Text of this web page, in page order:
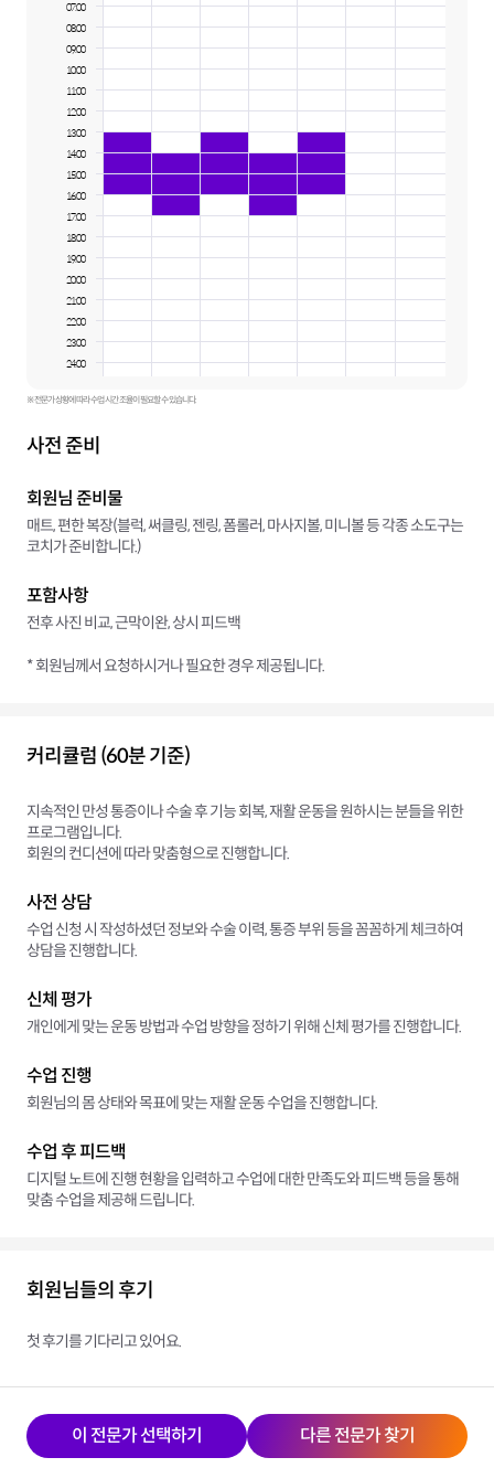
07:00
08:00
09:00
10:00
11:00
12:00
13:00
14:00
15:00
16:00
17:00
18:00
19:00
20:00
21:00
22:00
23:00
24:00
※ 전문가 상황에 따라 수업 시간 조율이 필요할 수 있습니다.
사전 준비
회원님 준비물
매트, 편한 복장(블럭, 써클링, 젠링, 폼롤러, 마사지볼, 미니볼 등 각종 소도구는
코치가 준비합니다.)
포함사항
전후 사진 비교, 근막이완, 상시 피드백
* 회원님께서 요청하시거나 필요한 경우 제공됩니다.
커리큘럼 (60분 기준)
지속적인 만성 통증이나 수술 후 기능 회복, 재활 운동을 원하시는 분들을 위한
프로그램입니다.
회원의 컨디션에 따라 맞춤형으로 진행합니다.
사전 상담
수업 신청 시 작성하셨던 정보와 수술 이력, 통증 부위 등을 꼼꼼하게 체크하여
상담을 진행합니다.
신체 평가
개인에게 맞는 운동 방법과 수업 방향을 정하기 위해 신체 평가를 진행합니다.
수업 진행
회원님의 몸 상태와 목표에 맞는 재활 운동 수업을 진행합니다.
수업 후 피드백
디지털 노트에 진행 현황을 입력하고 수업에 대한 만족도와 피드백 등을 통해
맞춤 수업을 제공해 드립니다.
회원님들의 후기
첫 후기를 기다리고 있어요.
이 전문가 선택하기 다른 전문가 찾기